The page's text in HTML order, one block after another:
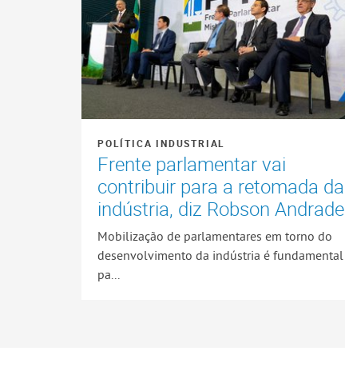
POLÍTICA INDUSTRIAL
Frente parlamentar vai
contribuir para a retomada da
indústria, diz Robson Andrade
Mobilização de parlamentares em torno do
desenvolvimento da indústria é fundamental
pa...